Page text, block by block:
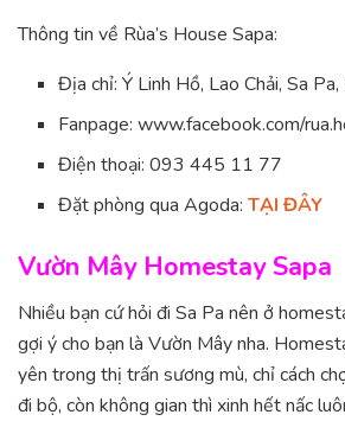
Thông tin về Rùa’s House Sapa:
Địa chỉ: Ý Linh Hồ, Lao Chải, Sa Pa,
Fanpage: www.facebook.com/
Điện thoại: 093 445 11 77
Đặt phòng qua Agoda:TẠI ĐÂY
Vườn Mây Homestay Sapa
Nhiều bạn cứ hỏi đi Sa Pa nên ở
gợi ý cho bạn là Vườn Mây nha.
yên trong thị trấn sương mù, chỉ cách
đi bộ, còn không gian thì xinh hết nấc